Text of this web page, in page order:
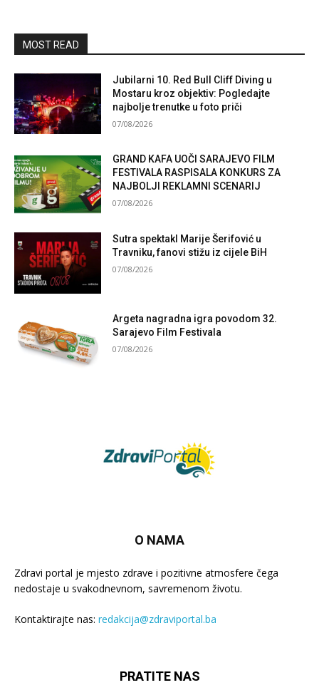
MOST READ
Jubilarni 10. Red Bull Cliff Diving u
Mostaru kroz objektiv: Pogledajte
najbolje trenutke u foto priči
07/08/2026
GRAND KAFA UOČI SARAJEVO FILM
FESTIVALA RASPISALA KONKURS ZA
NAJBOLJI REKLAMNI SCENARIJ
07/08/2026
Sutra spektakl Marije Šerifović u
Travniku, fanovi stižu iz cijele BiH
07/08/2026
Argeta nagradna igra povodom 32.
Sarajevo Film Festivala
07/08/2026
O NAMA
Zdravi portal je mjesto zdrave i pozitivne atmosfere čega
nedostaje u svakodnevnom, savremenom životu.
Kontaktirajte nas: redakcija@zdraviportal.ba
PRATITE NAS